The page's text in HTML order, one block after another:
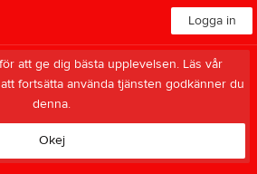
Logga in
att ge dig bästa upplevelsen. Läs vår
fortsätta använda tjänsten godkänner du
denna.
Okej